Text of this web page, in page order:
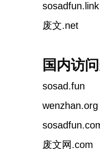
sosadfun.link
废文.net
国内访
sosad.fun
wenzhan.org
废文网.com